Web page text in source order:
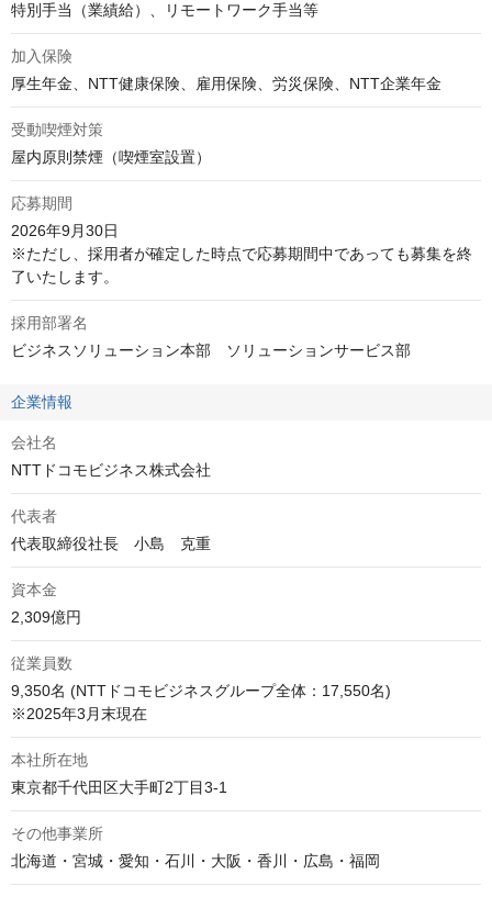
特別手当（業績給）、リモートワーク手当等
加入保険
厚生年金、NTT健康保険、雇用保険、労災保険、NTT企業年金
受動喫煙対策
屋内原則禁煙（喫煙室設置）
応募期間
2026年9月30日
※ただし、採用者が確定した時点で応募期間中であっても募集を終
了いたします。
採用部署名
ビジネスソリューション本部　ソリューションサービス部
企業情報
会社名
NTTドコモビジネス株式会社
代表者
代表取締役社長　小島　克重
資本金
2,309億円
従業員数
9,350名 (NTTドコモビジネスグループ全体：17,550名)
※2025年3月末現在
本社所在地
東京都千代田区大手町2丁目3-1
その他事業所
北海道・宮城・愛知・石川・大阪・香川・広島・福岡